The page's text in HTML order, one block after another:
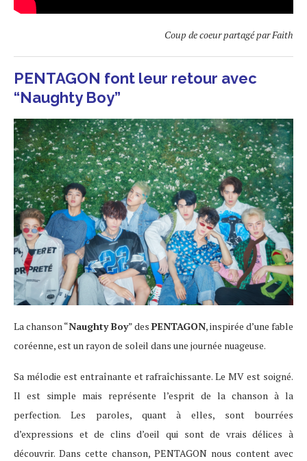
Coup de coeur partagé par Faith
PENTAGON font leur retour avec
“Naughty Boy”
La chanson “Naughty Boy” des PENTAGON, inspirée d’une fable
coréenne, est un rayon de soleil dans une journée nuageuse.
Sa mélodie est entraînante et rafraîchissante. Le MV est soigné.
Il est simple mais représente l’esprit de la chanson à la
perfection. Les paroles, quant à elles, sont bourrées
d’expressions et de clins d’oeil qui sont de vrais délices à
découvrir. Dans cette chanson, PENTAGON nous content avec